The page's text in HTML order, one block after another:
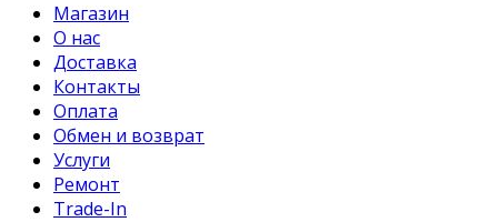
Магазин
О нас
Доставка
Контакты
Оплата
Обмен и возврат
Услуги
Ремонт
Trade-In